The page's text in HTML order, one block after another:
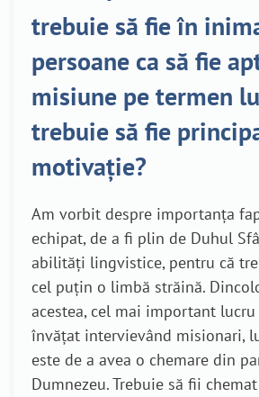
trebuie să fie în
persoane ca să fie
misiune pe termen
trebuie să fie
motivație?
Am vorbit despre importanța
echipat, de a fi plin de Duhul
abilități lingvistice, pentru că
cel puțin o limbă străină.
acestea, cel mai important
învățat intervievând misionari,
este de a avea o chemare din
Dumnezeu. Trebuie să fii